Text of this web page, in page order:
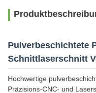
Pulverbeschichtete
Schnittlaserschnitt
Hochwertige
Präzisions-CNC- und